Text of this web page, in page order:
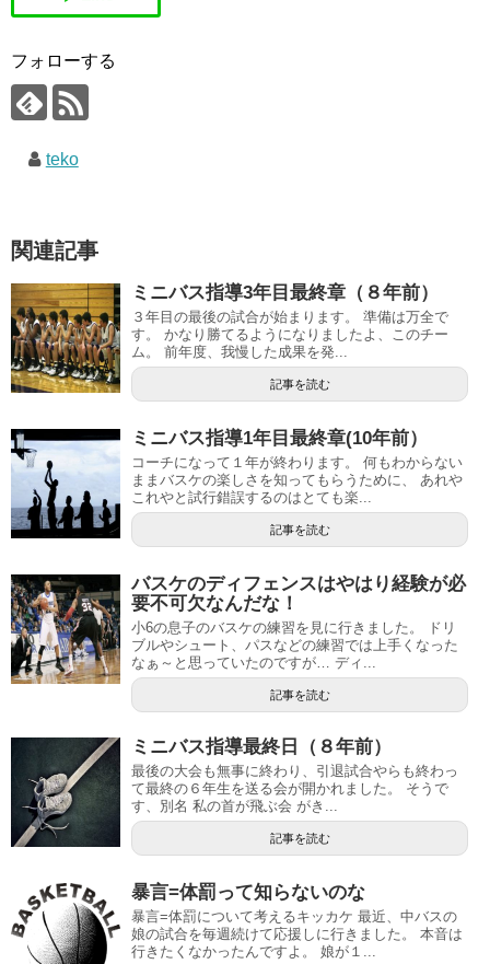
フォローする
teko
関連記事
ミニバス指導3年目最終章（８年前）
３年目の最後の試合が始まります。 準備は万全で
す。 かなり勝てるようになりましたよ、このチー
ム。 前年度、我慢した成果を発...
記事を読む
ミニバス指導1年目最終章(10年前）
コーチになって１年が終わります。 何もわからない
ままバスケの楽しさを知ってもらうために、 あれや
これやと試行錯誤するのはとても楽...
記事を読む
バスケのディフェンスはやはり経験が必
要不可欠なんだな！
小6の息子のバスケの練習を見に行きました。 ドリ
ブルやシュート、パスなどの練習では上手くなった
なぁ～と思っていたのですが… ディ...
記事を読む
ミニバス指導最終日（８年前）
最後の大会も無事に終わり、引退試合やらも終わっ
て最終の６年生を送る会が開かれました。 そうで
す、別名 私の首が飛ぶ会 がき...
記事を読む
暴言=体罰って知らないのな
暴言=体罰について考えるキッカケ 最近、中バスの
娘の試合を毎週続けて応援しに行きました。 本音は
行きたくなかったんですよ。 娘が１...